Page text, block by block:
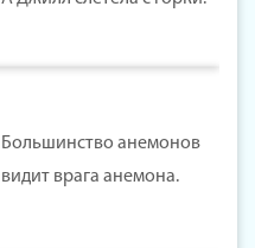
Большинство анемонов
видит врага анемона.